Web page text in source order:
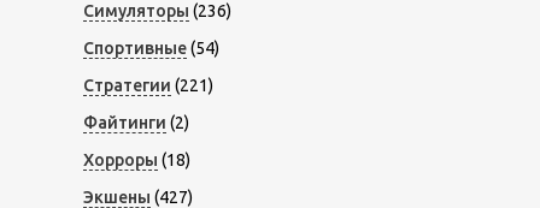
Симуляторы (236)
Спортивные(54)
Стратегии (221)
Файтинги (2)
Хорроры (18)
Экшены (427)